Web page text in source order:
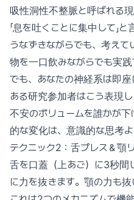
吸性洞性不整脈と呼ばれる
「息を吐くことに集中して」と
うなずきながらでも、考え
物を一口飲みながらでも実践
でも、あなたの神経系は即座
ある研究参加者はこう表現し
不安のボリュームを誰かが下
的な変化は、意識的な思考よ
テクニック2：舌プレス＆顎
舌を口蓋（上あご）に3秒間
に力を抜きます。顎の力も抜